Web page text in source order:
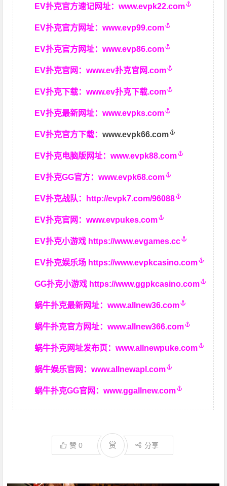
EV扑克官方速记网址：www.evpk22.com
EV扑克官方网址：www.evp99.com
EV扑克官方网址：www.evp86.com
EV扑克官网：www.ev扑克官网.com
EV扑克下载：www.ev扑克下载.com
EV扑克最新网址：www.evpks.com
EV扑克官方下载：www.evpk66.com
EV扑克电脑版网址：www.evpk88.com
EV扑克GG官方：www.evpk68.com
EV扑克战队： http://evpk7.com/96088
EV扑克官网：www.evpukes.com
EV扑克小游戏 https://www.evgames.cc
EV扑克娱乐场 https://www.evpkcasino.com
GG扑克小游戏 https://www.ggpkcasino.com
蜗牛扑克最新网址：www.allnew36.com
蜗牛扑克官方网址：www.allnew366.com
蜗牛扑克网址发布页：www.allnewpuke.com
蜗牛娱乐官网：www.allnewapl.com
蜗牛扑克GG官网：www.ggallnew.com
赞0 赏 分享